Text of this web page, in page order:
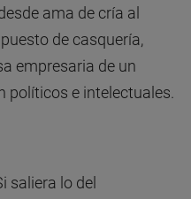
ama de cría al
de casquería,
empresaria de un
políticos e intelectuales.
saliera lo del